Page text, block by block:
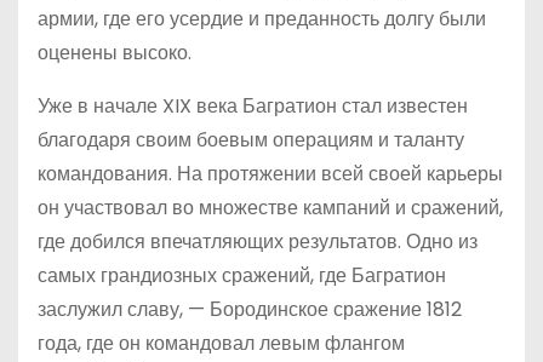
армии, где его усердие и преданность долгу были
оценены высоко.
Уже в начале XIX века Багратион стал известен
благодаря своим боевым операциям и таланту
командования. На протяжении всей своей карьеры
он участвовал во множестве кампаний и сражений,
где добился впечатляющих результатов. Одно из
самых грандиозных сражений, где Багратион
заслужил славу, — Бородинское сражение 1812
года, где он командовал левым флангом